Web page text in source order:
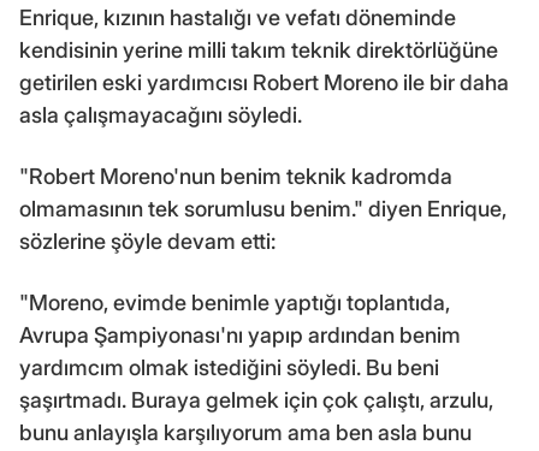
Enrique, kızının hastalığı ve vefatı döneminde
kendisinin yerine milli takım teknik direktörlüğüne
getirilen eski yardımcısı Robert Moreno ile bir daha
asla çalışmayacağını söyledi.
"Robert Moreno'nun benim teknik kadromda
olmamasının tek sorumlusu benim." diyen Enrique,
sözlerine şöyle devam etti:
"Moreno, evimde benimle yaptığı toplantıda,
Avrupa Şampiyonası'nı yapıp ardından benim
yardımcım olmak istediğini söyledi. Bu beni
şaşırtmadı. Buraya gelmek için çok çalıştı, arzulu,
bunu anlayışla karşılıyorum ama ben asla bunu